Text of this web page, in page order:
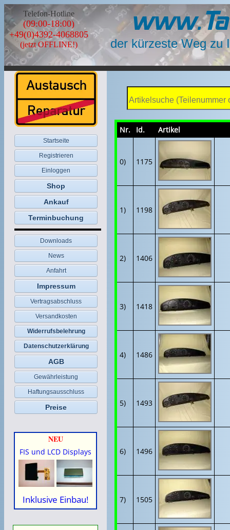
Telefon-Hotline
(09:00-18:00)
+49(0)4392-4068805
(jetzt OFFLINE!) der kürzeste Weg zu
Startseite
Registrieren
Einloggen
Shop
Ankauf
Terminbuchung
Downloads
News
Anfahrt
Impressum
Vertragsabschluss
Versandkosten
Widerrufsbelehrung
Datenschutzerklärung
AGB
Gewährleistung
Haftungsausschluss
Preise
NEU
FIS und LCD Displays
Inklusive Einbau!
Nr. Id. Artikel
0) 1175
1) 1198
2) 1406
3) 1418
4) 1486
5) 1493
6) 1496
7) 1505